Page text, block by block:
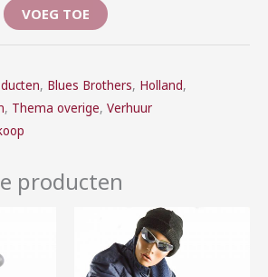
VOEG TOE
, Blues Brothers, Holland,
, Thema overige, Verhuur
producten